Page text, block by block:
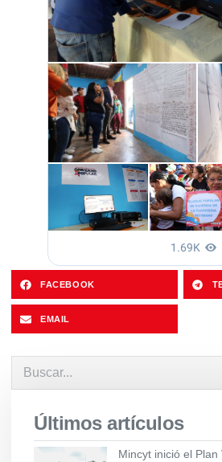
FACEBOOK
EMAIL
Últimos artículos
Mincyt inició el Plan